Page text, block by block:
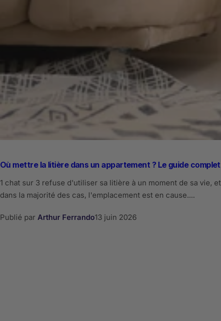
Où mettre la litière dans un appartement ? Le guide complet
1 chat sur 3 refuse d'utiliser sa litière à un moment de sa vie, et
dans la majorité des cas, l'emplacement est en cause....
Publié par Arthur Ferrando13 juin 2026